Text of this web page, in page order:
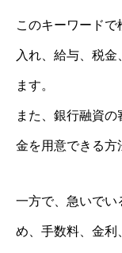
このキーワード
入れ、給与、税
ます。
また、銀行融資
金を用意できる方
一方で、急いでい
め、手数料、金利